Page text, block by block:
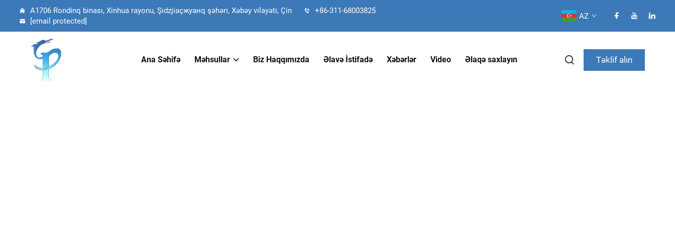
A1706 Rondinq binası, Xinhua rayonu, Şidzjiaçжуанq şəhəri, Xəbəy vilayəti, Çin
+86-311-68003825
[email protected]
AZ
Ana Səhifə Məhsullar Biz Haqqımızda Əlavə İstifadə Xəbərlər Video Əlaqə saxlayın Təklif alın